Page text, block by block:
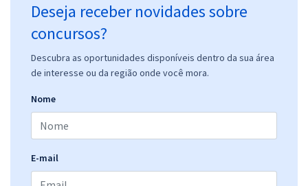
Deseja receber novidades sobre
concursos?
Descubra as oportunidades disponíveis dentro da sua área
de interesse ou da região onde você mora.
Nome
E-mail